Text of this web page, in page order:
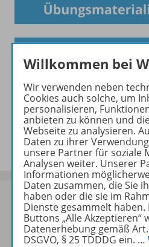
Sofort profitieren
Willkommen bei
Wir verwenden neben
Cookies auch solche, um
personalisieren,
anbieten zu können und
Webseite zu analysieren.
Daten zu ihrer
unsere Partner für soziale
Analysen weiter. Unserer
Informationen
Daten zusammen, die Sie
haben oder die sie im
Dienste gesammelt
Buttons „Alle Akzeptieren“
Datenerhebung gemäß Art.
DSGVO, § 25 TDDDG ein. …